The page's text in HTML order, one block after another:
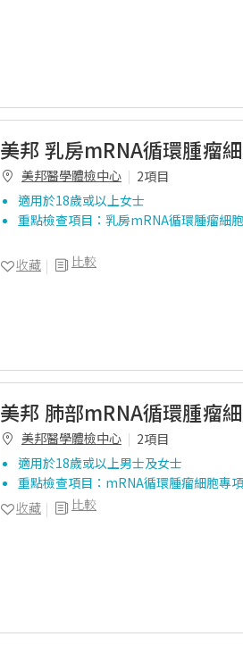
美邦 乳房mRNA循環腫瘤
美邦醫學體檢中心
2項目
適用於18歲或以上女士
重點檢查項目：乳房mRNA循環腫瘤細
比較
收藏
美邦 肺部mRNA循環腫瘤
美邦醫學體檢中心
2項目
適用於18歲或以上男士及女士
重點檢查項目：mRNA循環腫瘤細胞專
比較
收藏